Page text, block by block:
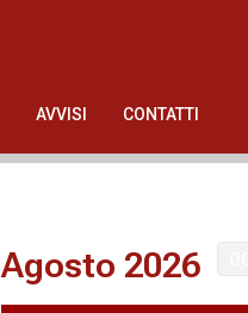
AVVISI CONTATTI
Agosto 2026